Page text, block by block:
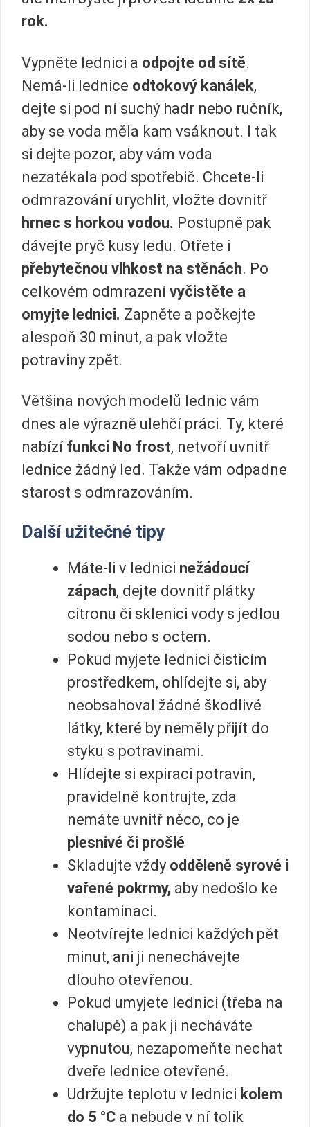
rok.
Vypněte lednici a odpojte od sítě.
Nemá-li lednice odtokový kanálek,
dejte si pod ní suchý hadr nebo ručník,
aby se voda měla kam vsáknout. I tak
si dejte pozor, aby vám voda
nezatékala pod spotřebič. Chcete-li
odmrazování urychlit, vložte dovnitř
hrnec s horkou vodou. Postupně pak
dávejte pryč kusy ledu. Otřete i
přebytečnou vlhkost na stěnách. Po
celkovém odmrazení vyčistěte a
omyjte lednici. Zapněte a počkejte
alespoň 30 minut, a pak vložte
potraviny zpět.
Většina nových modelů lednic vám
dnes ale výrazně ulehčí práci. Ty, které
nabízí funkci No frost, netvoří uvnitř
lednice žádný led. Takže vám odpadne
starost s odmrazováním.
Další užitečné tipy
Máte-li v lednici nežádoucí
zápach, dejte dovnitř plátky
citronu či sklenici vody s jedlou
sodou nebo s octem.
Pokud myjete lednici čisticím
prostředkem, ohlídejte si, aby
neobsahoval žádné škodlivé
látky, které by neměly přijít do
styku s potravinami.
Hlídejte si expiraci potravin,
pravidelně kontrujte, zda
nemáte uvnitř něco, co je
plesnivé či prošlé
Skladujte vždy odděleně syrové i
vařené pokrmy, aby nedošlo ke
kontaminaci.
Neotvírejte lednici každých pět
minut, ani ji nenechávejte
dlouho otevřenou.
Pokud umyjete lednici (třeba na
chalupě) a pak ji necháváte
vypnutou, nezapomeňte nechat
dveře lednice otevřené.
Udržujte teplotu v lednici kolem
do 5 °C a nebude v ní tolik